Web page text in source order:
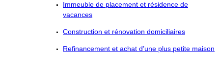
Immeuble de placement et résidence de
vacances
Construction et rénovation domiciliaires
Refinancement et achat d’une plus petite maison